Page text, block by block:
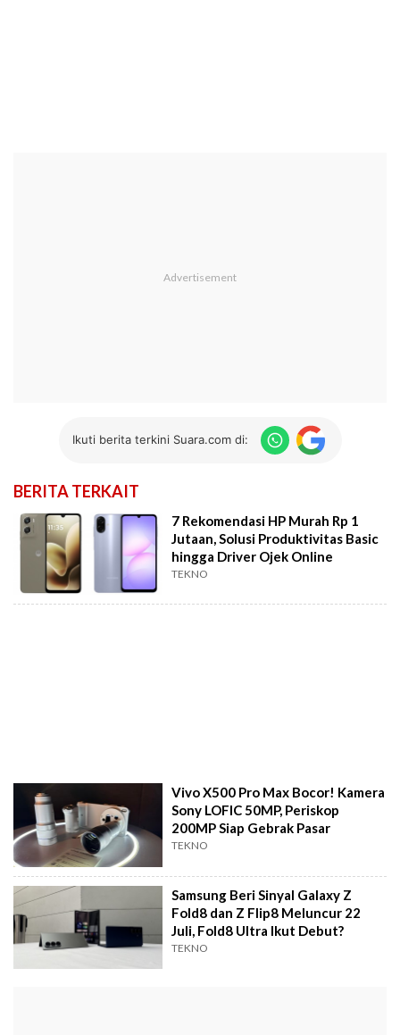
Ikuti berita terkini Suara.com di:
BERITA TERKAIT
7 Rekomendasi HP Murah Rp 1
Jutaan, Solusi Produktivitas Basic
hingga Driver Ojek Online
TEKNO
Vivo X500 Pro Max Bocor! Kamera
Sony LOFIC 50MP, Periskop
200MP Siap Gebrak Pasar
TEKNO
Samsung Beri Sinyal Galaxy Z
Fold8 dan Z Flip8 Meluncur 22
Juli, Fold8 Ultra Ikut Debut?
TEKNO